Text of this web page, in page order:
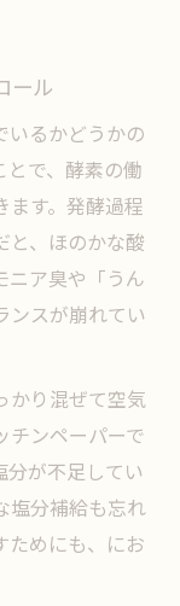
ール
いるかどうかの
で、酵素の働
ます。発酵過程
と、ほのかな酸
ニア臭や「うん
ンスが崩れてい
かり混ぜて空気
チンペーパーで
が不足してい
塩分補給も忘れ
ためにも、にお